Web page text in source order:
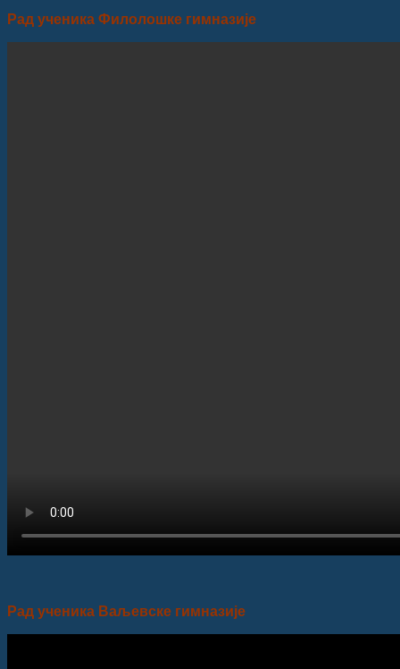
Рад ученика Филолошке гимназије
Рад ученика Ваљевске гимназије